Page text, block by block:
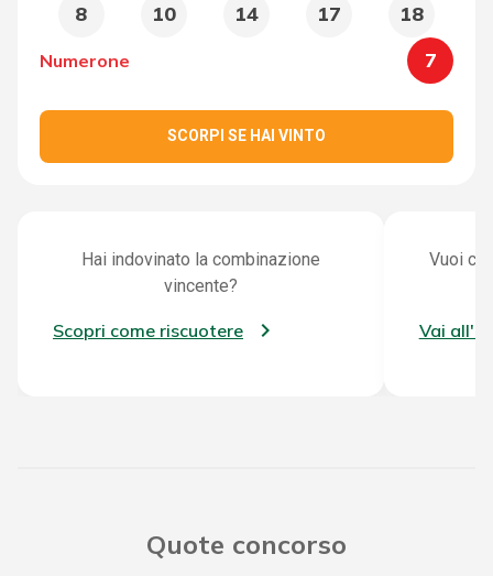
8 10 14 17 18
Numerone 7
SCORPI SE HAI VINTO
Hai indovinato la combinazione
vincente?
Scopri come riscuotere
Vuoi
Vai
Quote concorso